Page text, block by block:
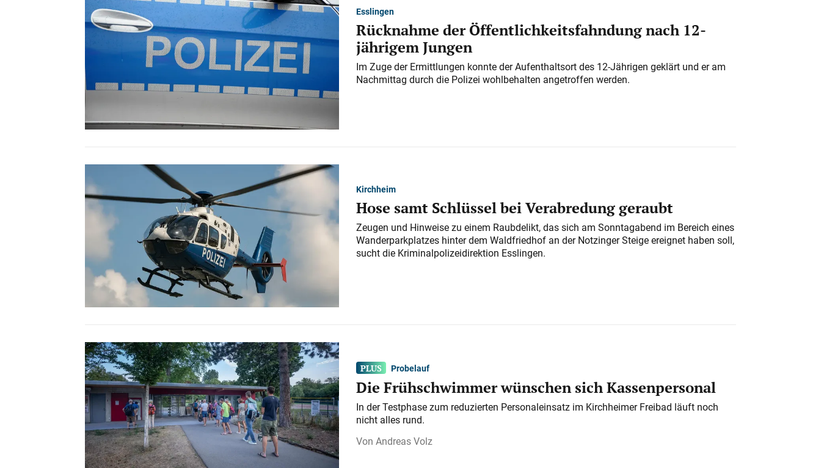
Esslingen
Rücknahme der Öffentlichkeitsfahndung nach 12-
jährigem Jungen
Im Zuge der Ermittlungen konnte der Aufenthaltsort des 12-Jährigen geklärt und er am
Nachmittag durch die Polizei wohlbehalten angetroffen werden.
Kirchheim
Hose samt Schlüssel bei Verabredung geraubt
Zeugen und Hinweise zu einem Raubdelikt, das sich am Sonntagabend im Bereich eines
Wanderparkplatzes hinter dem Waldfriedhof an der Notzinger Steige ereignet haben soll,
sucht die Kriminalpolizeidirektion Esslingen.
Probelauf
Die Frühschwimmer wünschen sich Kassenpersonal
In der Testphase zum reduzierten Personaleinsatz im Kirchheimer Freibad läuft noch
nicht alles rund.
Andreas Volz